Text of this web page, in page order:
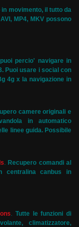
movimento, il tutto da
MP4, MKV possono
percio' navigare in
Puoi usare i social con
4g x la navigazione in
camere originali e
in automatico
linee guida. Possibile
Recupero comandi al
centralina canbus in
.Tutte le funzioni di
climatizzatore,